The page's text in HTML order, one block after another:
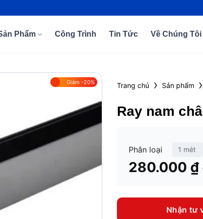
Phẩm Công Trình Tin Tức Về Chúng Tôi
Giảm -20%
Add to
wishlist
Trang chủ › Sản phẩm ›
Ray nam
Phân loại 1 mét
280.000 ₫
Nhận tư